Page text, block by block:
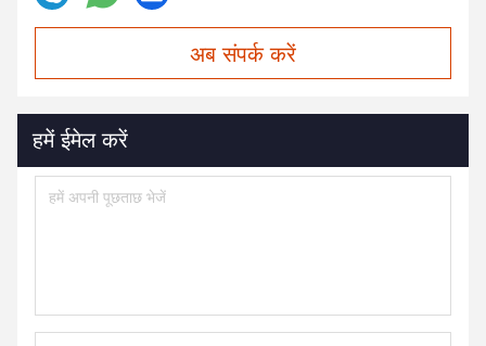
अब संपर्क करें
हमें ईमेल करें